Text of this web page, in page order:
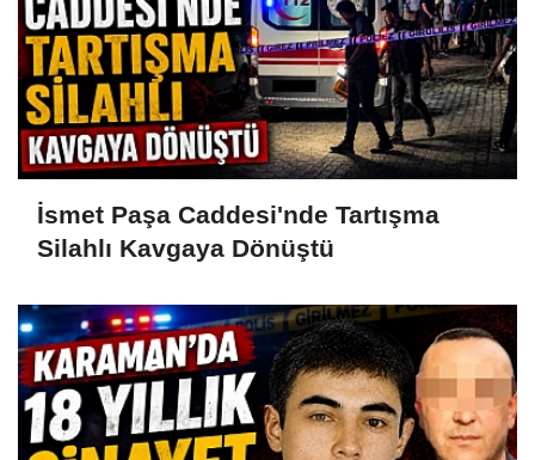
İsmet Paşa Caddesi'nde Tartışma
Silahlı Kavgaya Dönüştü